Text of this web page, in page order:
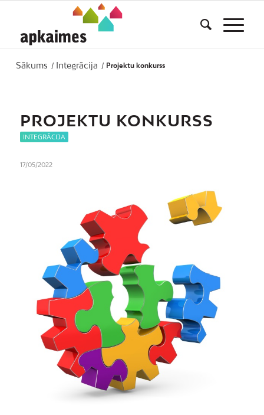
Sākums / Integrācija / Projektu konkurss
PROJEKTU KONKURSS
INTEGRĀCIJA
17/05/2022